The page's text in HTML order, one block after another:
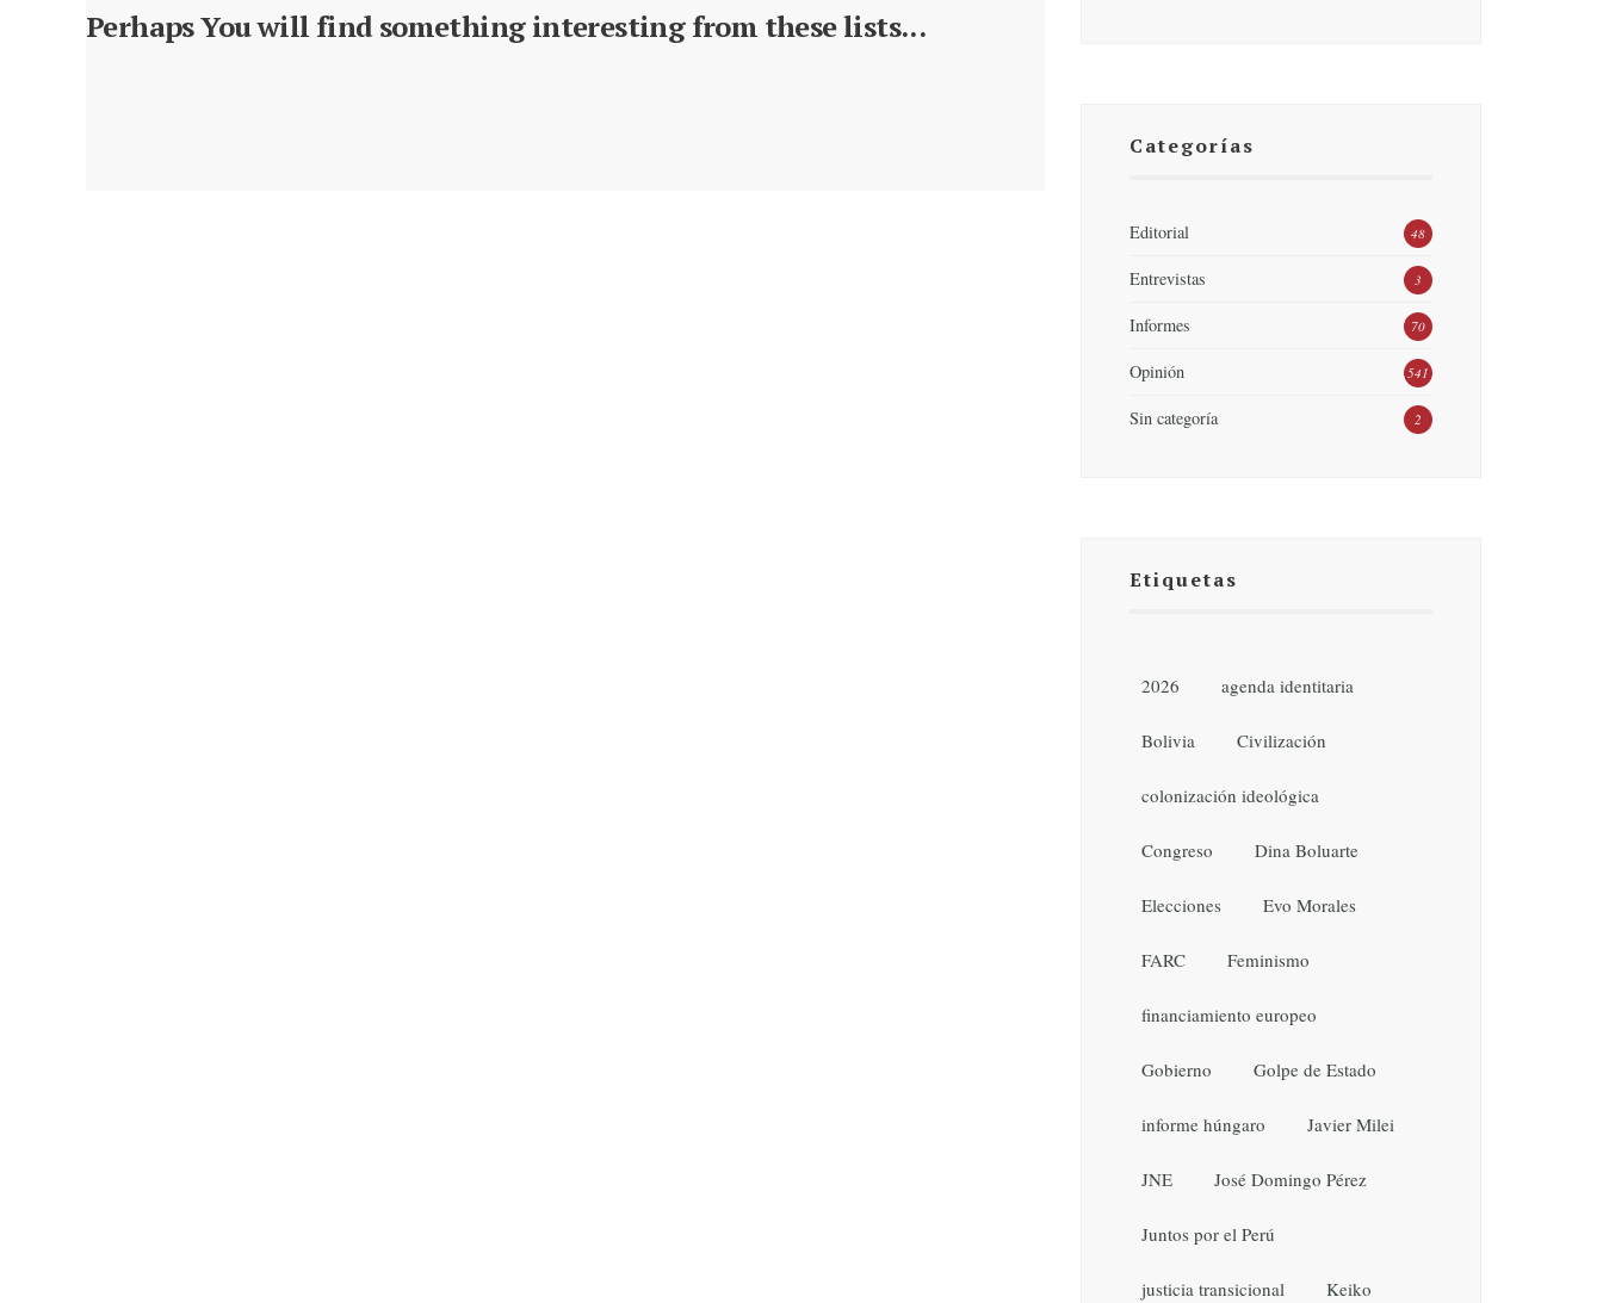
Perhaps You will find something interesting from these lists...
Categorías
Editorial 48
Entrevistas 3
Informes 70
Opinión 541
Sin categoría 2
Etiquetas
2026 agenda identitaria
Bolivia Civilización
colonización ideológica
Congreso Dina Boluarte
Elecciones Evo Morales
FARC Feminismo
financiamiento europeo
Gobierno Golpe de Estado
informe húngaro Javier Milei
JNE José Domingo Pérez
Juntos por el Perú
justicia transicional Keiko